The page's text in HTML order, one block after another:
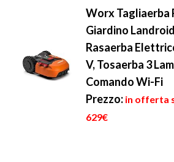
Worx Tagliaerba
Giardino
Rasaerba
V, Tosaerba 3
Comando Wi-Fi
Prezzo: in offerta
629€